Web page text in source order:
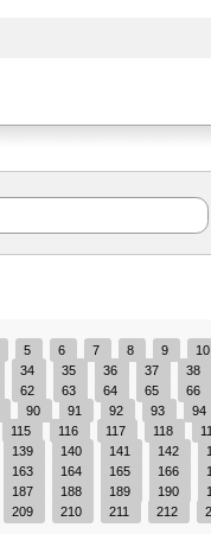
5 6 7 8 9 10
34 35 36 37 38
62 63 64 65 66
90 91 92 93 94
115 116 117 118
139 140 141 142
163 164 165 166
187 188 189 190
209 210 211 212